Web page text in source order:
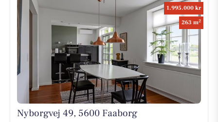
1.995.000 kr
263 m2
Nyborgvej 49, 5600 Faaborg